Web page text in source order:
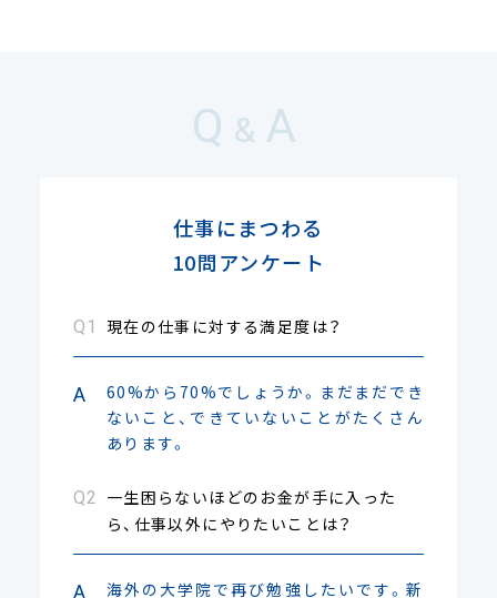
Q & A
仕事にまつわる
10問アンケート
現在の仕事に対する満足度は？
60%から70%でしょうか。まだまだでき
ないこと、できていないことがたくさん
あります。
一生困らないほどのお金が手に入った
ら、仕事以外にやりたいことは？
海外の大学院で再び勉強したいです。新